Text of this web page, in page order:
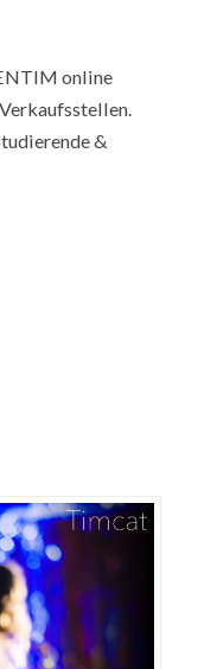
online
&